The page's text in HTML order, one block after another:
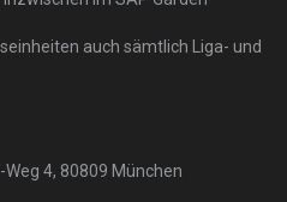
auch sämtlich Liga- und
4, 80809 München